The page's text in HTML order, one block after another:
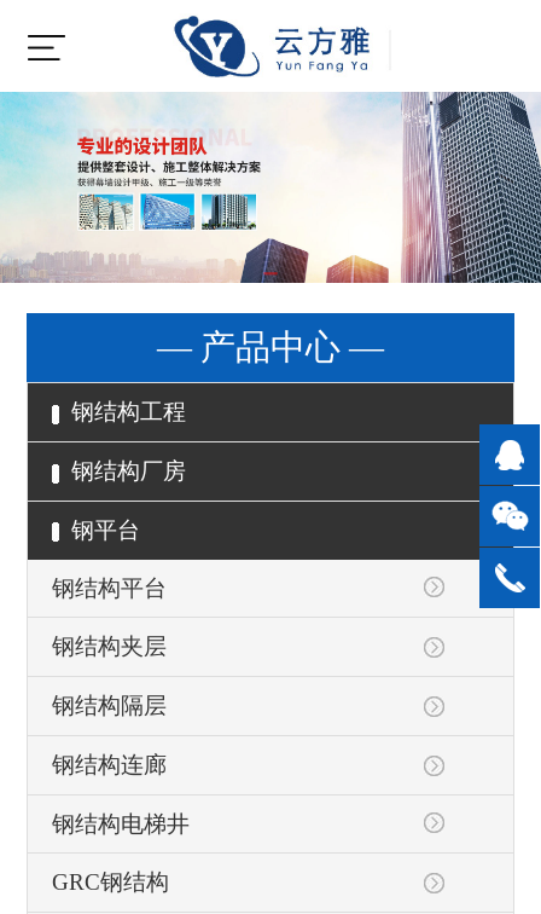
— 产品中心 —
钢结构工程
钢结构厂房
钢平台
钢结构平台
钢结构夹层
钢结构隔层
钢结构连廊
钢结构电梯井
GRC钢结构